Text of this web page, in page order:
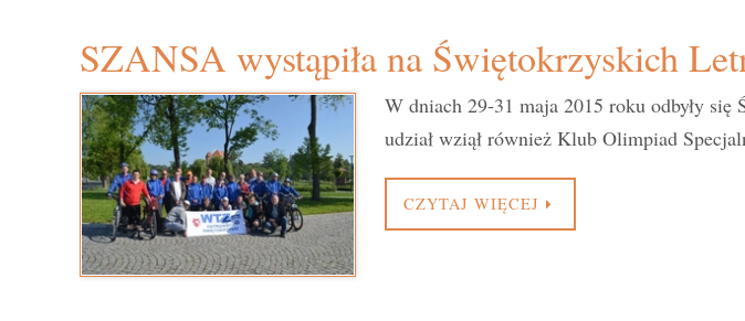
SZANSA wystąpiła na Świętokrzyskich
W dniach 29-31 maja 2015 roku odbyły
udział wziął również Klub Olimpiad
CZYTAJ WIĘCEJ